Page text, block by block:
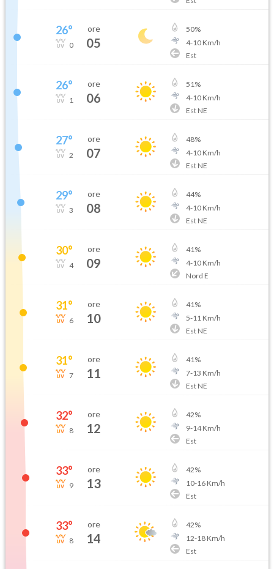
26°
0
ore
05
50%
4-10Km/h
Est
26°
1
ore
06
51%
4-10Km/h
Est NE
27°
2
ore
07
48%
4-10Km/h
Est NE
29°
3
ore
08
44%
4-10Km/h
Est NE
30°
4
ore
09
41%
4-10Km/h
Nord E
31°
6
ore
10
41%
5-11 Km/h
Est NE
31°
7
ore
11
41%
7-13 Km/h
Est NE
32°
8
ore
12
42%
9-14Km/h
Est
33°
9
ore
13
42%
10-16Km/h
Est
33°
8
ore
14
42%
12-18Km/h
Est